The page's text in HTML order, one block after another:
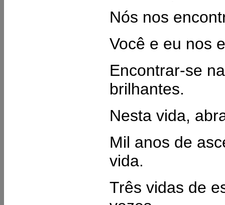
Nós nos
Você e eu nos
Encontrar-se
brilhantes.
Nesta vida,
Mil anos de
vida.
Três vidas de